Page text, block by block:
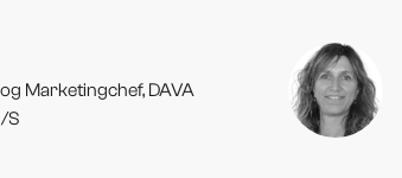
Marketingchef, DAVA
S